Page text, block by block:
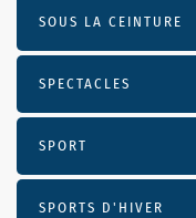
SOUS LA CEINTURE
SPECTACLES
SPORT
SPORTS D'HIVER